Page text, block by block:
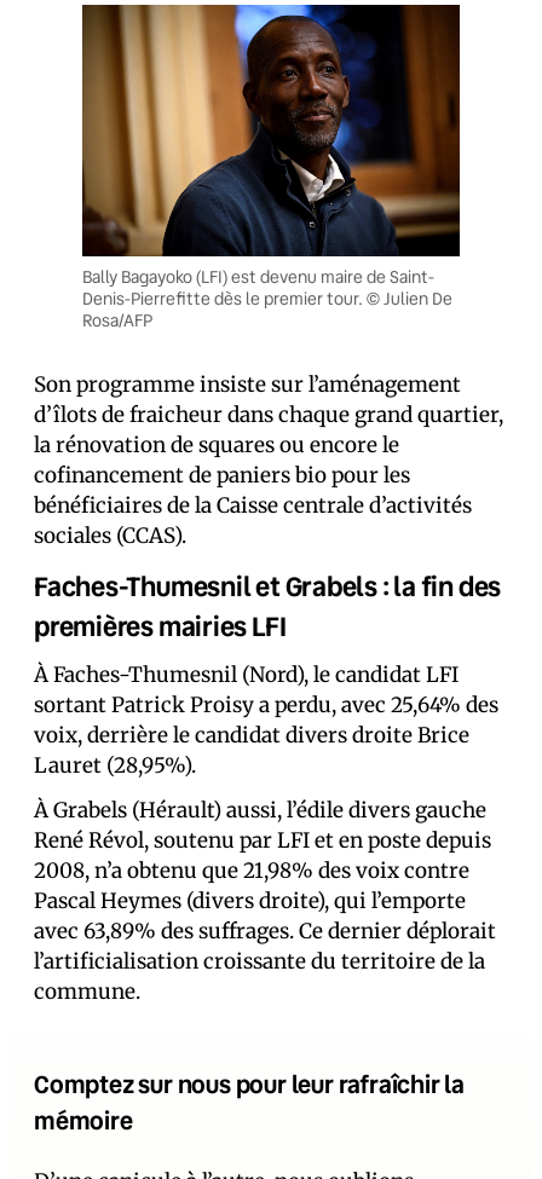
Bally Bagayoko (LFI) est devenu maire de Saint-
Denis-Pierrefitte dès le premier tour. © Julien De
Rosa/AFP
Son programme insiste sur l’aménagement
d’îlots de fraicheur dans chaque grand quartier,
la rénovation de squares ou encore le
cofinancement de paniers bio pour les
bénéficiaires de la Caisse centrale d’activités
sociales (CCAS).
Faches-Thumesnil et Grabels : la fin des
premières mairies LFI
À Faches-Thumesnil (Nord), le candidat LFI
sortant Patrick Proisy a perdu, avec 25,64% des
voix, derrière le candidat divers droite Brice
Lauret (28,95%).
À Grabels (Hérault) aussi, l’édile divers gauche
René Révol, soutenu par LFI et en poste depuis
2008, n’a obtenu que 21,98% des voix contre
Pascal Heymes (divers droite), qui l’emporte
avec 63,89% des suffrages. Ce dernier déplorait
l’artificialisation croissante du territoire de la
commune.
Comptez sur nous pour leur rafraîchir la
mémoire